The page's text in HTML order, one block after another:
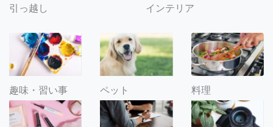
引っ越し インテリア
趣味・習い事 ペット 料理